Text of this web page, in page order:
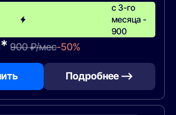
с 3-го
месяца -
900
900 ₽/мес-50%
Подробнее —>